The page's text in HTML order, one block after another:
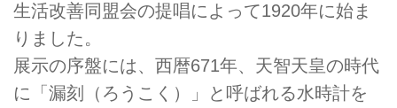
生活改善同盟会の提唱によって1920年に始ま
りました。
展示の序盤には、西暦671年、天智天皇の時代
に「漏刻（ろうこく）」と呼ばれる水時計を